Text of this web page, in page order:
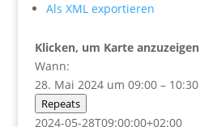
Als XML exportieren
Klicken, um Karte anzuzeigen
Wann:
28. Mai 2024 um 09:00 – 10:30
Repeats
2024-05-28T09:00:00+02:00